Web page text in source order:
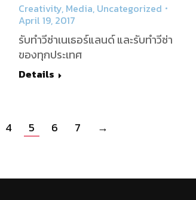
Creativity, Media, Uncategorized
April 19, 2017
รับทำวีซ่าเนเธอร์แลนด์ และรับทำวีซ่า
ของทุกประเทศ
Details
4 5 6 7 →